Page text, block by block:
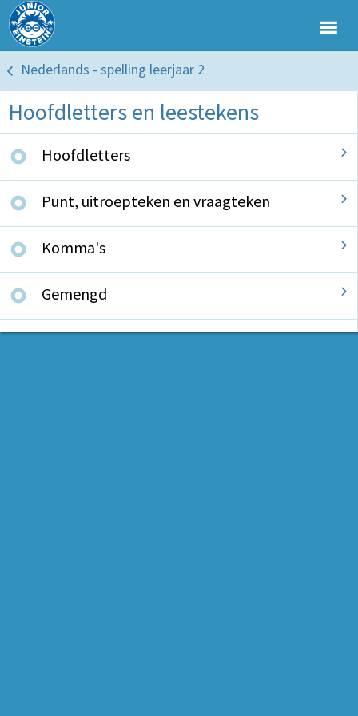
Nederlands - spelling leerjaar 2
Hoofdletters en leestekens
Hoofdletters
Punt, uitroepteken en vraagteken
Komma's
Gemengd